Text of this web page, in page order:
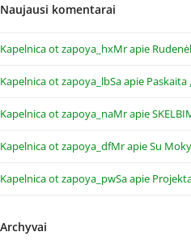
Naujausi komentarai
Kapelnica ot zapoya_hxMrapie
Kapelnica ot zapoya_lbSaapie Paskaita
Kapelnica ot zapoya_naMrapie
Kapelnica ot zapoya_dfMrapieSu
Kapelnica ot zapoya_pwSaapie
Archyvai